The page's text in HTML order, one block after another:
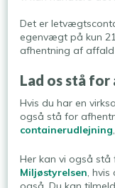
Det er
egenvægt på kun
afhentning af
Lad os stå
Hvis du har en
også stå for
containerudlejning
Her kan vi også
Miljøstyrelsen, hvis